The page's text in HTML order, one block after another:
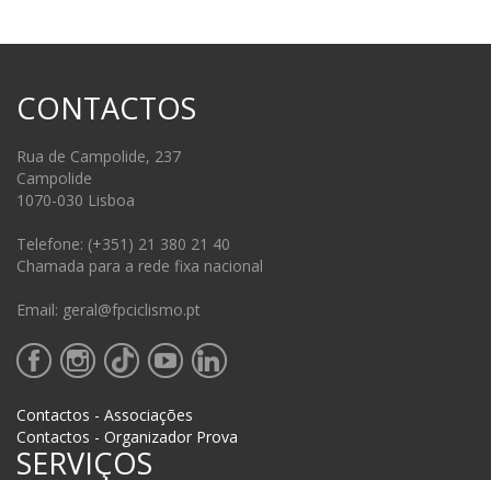
CONTACTOS
Rua de Campolide, 237
Campolide
1070-030 Lisboa
Telefone: (+351) 21 380 21 40
Chamada para a rede fixa nacional
Email: geral@fpciclismo.pt
Contactos - Associações
Contactos - Organizador Prova
SERVIÇOS